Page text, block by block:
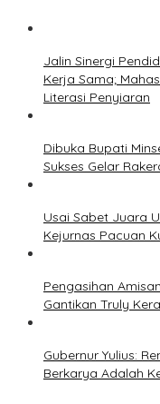
Jalin Sinergi
Kerja Sama;
Literasi Penyiaran
Dibuka Bupati
Sukses Gelar
Usai Sabet Juara
Kejurnas Pacuan
Pengasihan
Gantikan Truly
Gubernur Yulius:
Berkarya Adalah